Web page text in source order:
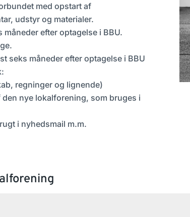
med opstart af
udstyr og materialer.
efter optagelse i BBU.
seks måneder efter optagelse i BBU
:
regninger og lignende)
nye lokalforening, som bruges i
i nyhedsmail m.m.